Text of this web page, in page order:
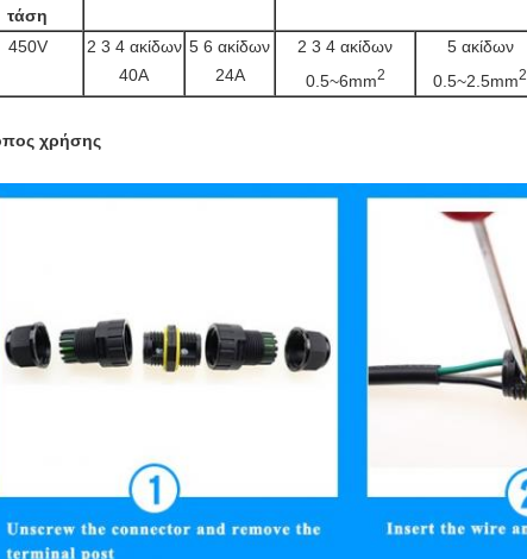
τάση
450V
2 3 4 ακίδων
40A
5 6 ακίδων
24A
2 3 4 ακίδων
0.5~6mm2
5 ακίδων
0.5~2.5mm2
χρήσης